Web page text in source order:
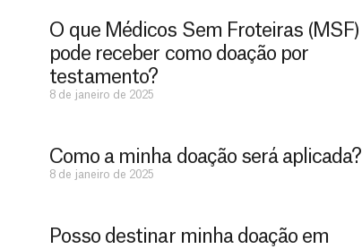
O que Médicos Sem Froteiras (MSF)
pode receber como doação por
testamento?
8 de janeiro de 2025
Como a minha doação será aplicada?
8 de janeiro de 2025
Posso destinar minha doação em